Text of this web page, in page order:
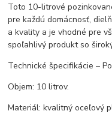
Toto 10-litrové
pre každú domácnosť,
a kvality a je vhodné pre
spoľahlivý produkt so
Technické špecifikácie –
Objem: 10 litrov.
Materiál: kvalitný oceľový